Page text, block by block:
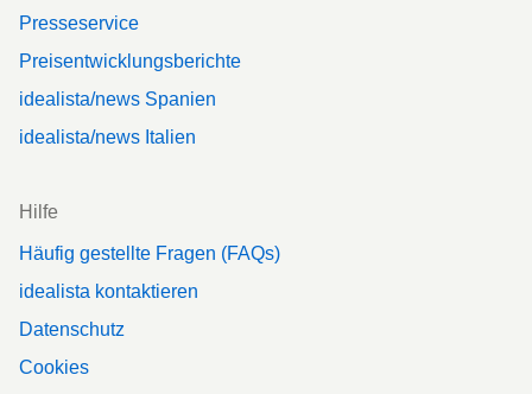
Presseservice
Preisentwicklungsberichte
idealista/news Spanien
idealista/news Italien
Hilfe
Häufig gestellte Fragen (FAQs)
idealista kontaktieren
Datenschutz
Cookies